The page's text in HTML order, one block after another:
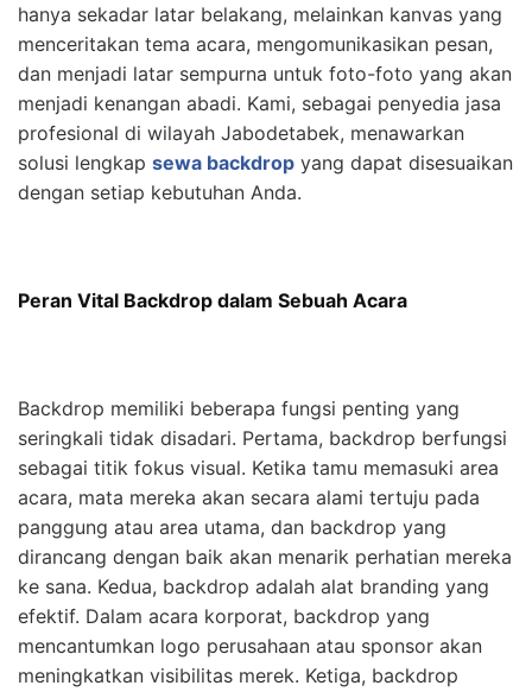
hanya sekadar latar belakang, melainkan kanvas yang
menceritakan tema acara, mengomunikasikan pesan,
dan menjadi latar sempurna untuk foto-foto yang akan
menjadi kenangan abadi. Kami, sebagai penyedia jasa
profesional di wilayah Jabodetabek, menawarkan
solusi lengkap sewa backdrop yang dapat disesuaikan
dengan setiap kebutuhan Anda.
Peran Vital Backdrop dalam Sebuah Acara
Backdrop memiliki beberapa fungsi penting yang
seringkali tidak disadari. Pertama, backdrop berfungsi
sebagai titik fokus visual. Ketika tamu memasuki area
acara, mata mereka akan secara alami tertuju pada
panggung atau area utama, dan backdrop yang
dirancang dengan baik akan menarik perhatian mereka
ke sana. Kedua, backdrop adalah alat branding yang
efektif. Dalam acara korporat, backdrop yang
mencantumkan logo perusahaan atau sponsor akan
meningkatkan visibilitas merek. Ketiga, backdrop